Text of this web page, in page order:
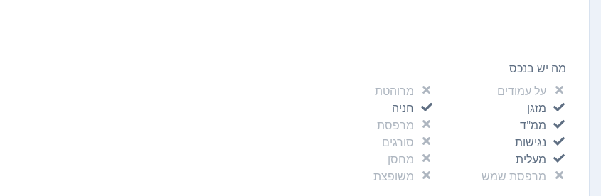
מה יש בנכס
על עמודים
מרוהטת
מזגן
חניה
ממ"ד
מרפסת
נגישות
סורגים
מעלית
מחסן
מרפסת שמש
משופצת